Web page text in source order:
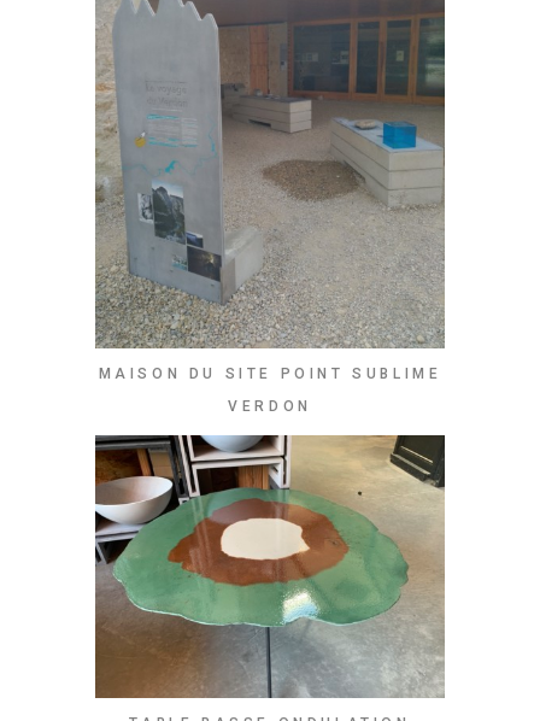
MAISON DU SITE POINT SUBLIME
VERDON